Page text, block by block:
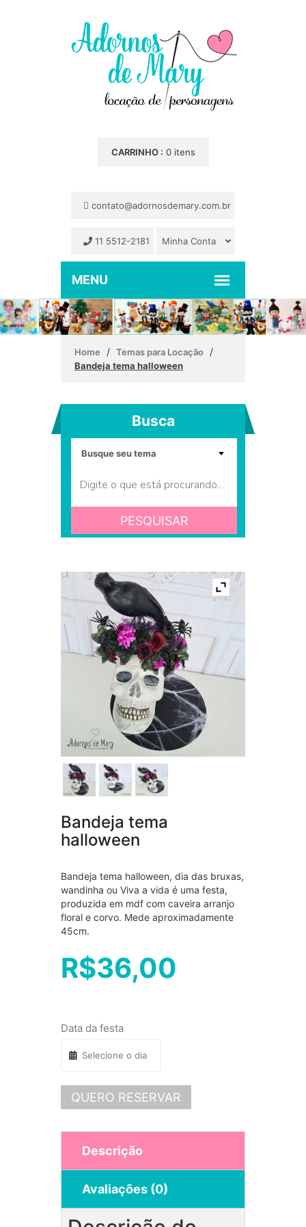
CARRINHO : 0 itens
contato@adornosdemary.com.br
11 5512-2181 Minha Conta
Home / Temas para Locação /
Bandeja tema halloween
Busca
PESQUISAR
Bandeja tema
halloween
Bandeja tema halloween, dia das bruxas,
wandinha ou Viva a vida é uma festa,
produzida em mdf com caveira arranjo
floral e corvo. Mede aproximadamente
45cm.
R$36,00
Data da festa
QUERO RESERVAR
Descrição
Avaliações (0)